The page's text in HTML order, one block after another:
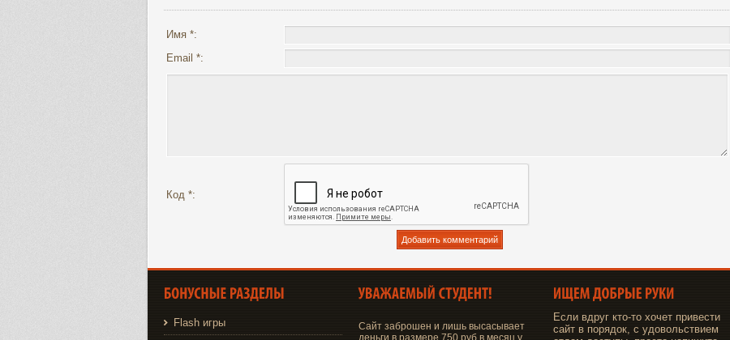
Имя *:
Email *:
Код *:
Flash игры
Сайт заброшен и лишь высасывает
деньги в размере 750 руб в месяц у
Если вдруг кто-то хочет привести
сайт в порядок, с удовольствием